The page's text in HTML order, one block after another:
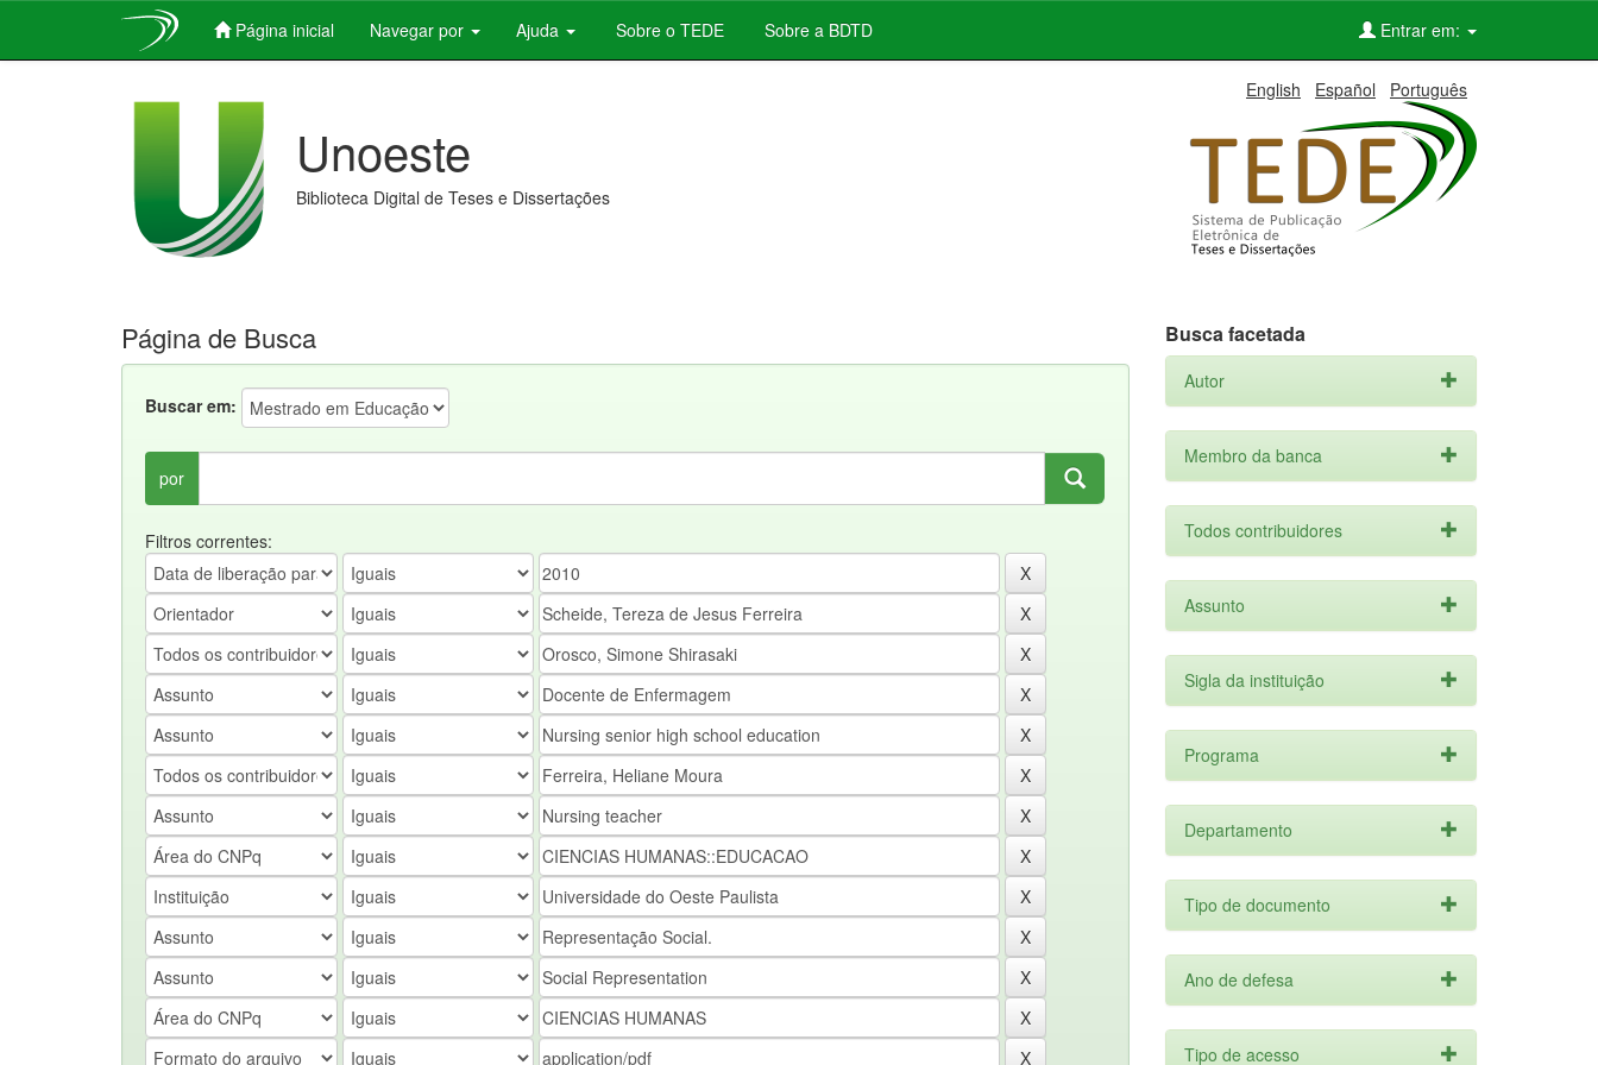
Página inicial Navegar por Ajuda Sobre o TEDE Sobre a BDTD Entrar em:
English Español Português
Unoeste
Biblioteca Digital de Teses e Dissertações
Página de Busca
Buscar em:
por
Filtros correntes:
Busca facetada
Autor
Membro da banca
Todos contribuidores
Assunto
Sigla da instituição
Programa
Departamento
Tipo de documento
Ano de defesa
Tipo de acesso